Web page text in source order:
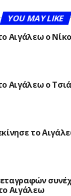
YOU MAY LIKE
Αιγάλεω ο
Αιγάλεω ο
το
Αιγάλεω